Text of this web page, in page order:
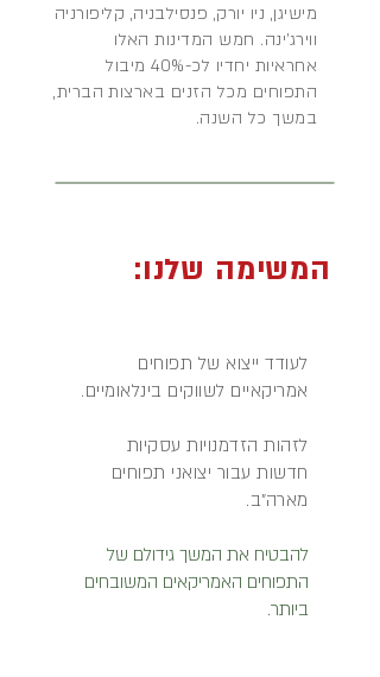
המשימה שלנו:
מישיגן, ניו יורק, פנסילבניה, קליפורניה
ווירג'ינה. חמש המדינות האלו
אחראיות יחדיו לכ-40% מיבול
התפוחים מכל הזנים בארצות הברית,
במשך כל השנה.
לעודד ייצוא של תפוחים
אמריקאיים לשווקים בינלאומיים.
לזהות הזדמנויות עסקיות
חדשות עבור יצואני תפוחים
מארה"ב.
להבטיח את המשך גידולם של
התפוחים האמריקאים המשובחים
ביותר.